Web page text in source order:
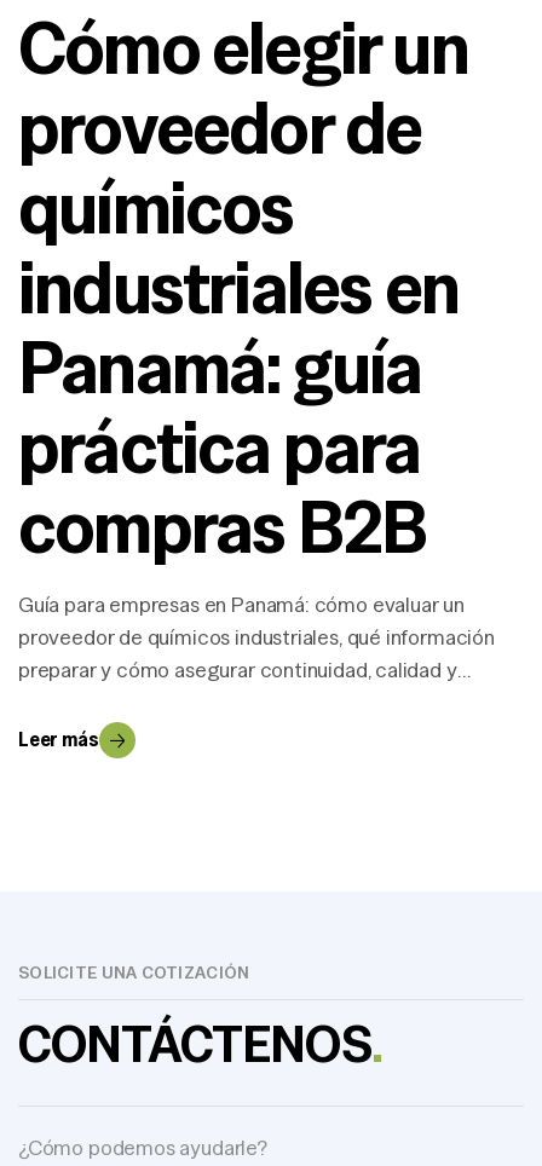
Cómo elegir un
proveedor de
químicos
industriales en
Panamá: guía
práctica para
compras B2B
Guía para empresas en Panamá: cómo evaluar un
proveedor de químicos industriales, qué información
preparar y cómo asegurar continuidad, calidad y
Leer más
SOLICITE UNA COTIZACIÓN
CONTÁCTENOS.
¿Cómo podemos ayudarle?